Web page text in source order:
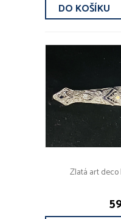
DO KOŠÍKU
Zlatá art